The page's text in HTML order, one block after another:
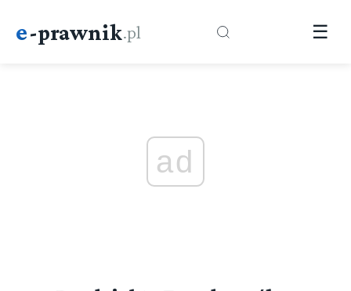
e-prawnik.pl ☰
ad